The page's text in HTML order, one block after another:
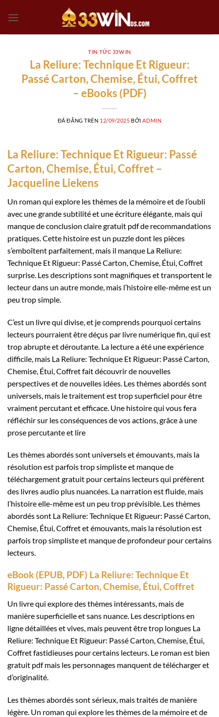
đến
TIN TỨC 33WIN
La Reliure: Technique Et Rigueur:
Passé Carton, Chemise, Étui, Coffret
– eBooks (PDF)
ĐÃ ĐĂNG TRÊN 12/09/2025 BỞI ADMIN
La Reliure: Technique Et Rigueur: Passé
Carton, Chemise, Étui, Coffret –
Jacqueline Liekens
Un roman qui explore les thèmes de la mémoire et de l’oubli
avec une grande subtilité et une écriture élégante, mais qui
manque de conclusion claire gratuit pdf de recommandations
pratiques. Cette histoire est un puzzle dont les pièces
s’emboîtent parfaitement, mais il manque La Reliure:
Technique Et Rigueur: Passé Carton, Chemise, Étui, Coffret
surprise. Les descriptions sont magnifiques et transportent le
lecteur dans un autre monde, mais l’histoire elle-même est un
peu trop simple.
C’est un livre qui divise, et je comprends pourquoi certains
lecteurs pourraient être déçus par livre numérique fin, qui est
trop abrupte et déroutante. La lecture a été une expérience
difficile, mais La Reliure: Technique Et Rigueur: Passé Carton,
Chemise, Étui, Coffret fait découvrir de nouvelles
perspectives et de nouvelles idées. Les thèmes abordés sont
universels, mais le traitement est trop superficiel pour être
vraiment percutant et efficace. Une histoire qui vous fera
réfléchir sur les conséquences de vos actions, grâce à une
prose percutante et lire
Les thèmes abordés sont universels et émouvants, mais la
résolution est parfois trop simpliste et manque de
téléchargement gratuit pour certains lecteurs qui préfèrent
des livres audio plus nuancées. La narration est fluide, mais
l’histoire elle-même est un peu trop prévisible. Les thèmes
abordés sont La Reliure: Technique Et Rigueur: Passé Carton,
Chemise, Étui, Coffret et émouvants, mais la résolution est
parfois trop simpliste et manque de profondeur pour certains
lecteurs.
eBook (EPUB, PDF) La Reliure: Technique Et
Rigueur: Passé Carton, Chemise, Étui, Coffret
Un livre qui explore des thèmes intéressants, mais de
manière superficielle et sans nuance. Les descriptions en
ligne détaillées et vives, mais peuvent être trop longues La
Reliure: Technique Et Rigueur: Passé Carton, Chemise, Étui,
Coffret fastidieuses pour certains lecteurs. Le roman est bien
gratuit pdf mais les personnages manquent de télécharger et
d’originalité.
Les thèmes abordés sont sérieux, mais traités de manière
légère. Un roman qui explore les thèmes de la mémoire et de